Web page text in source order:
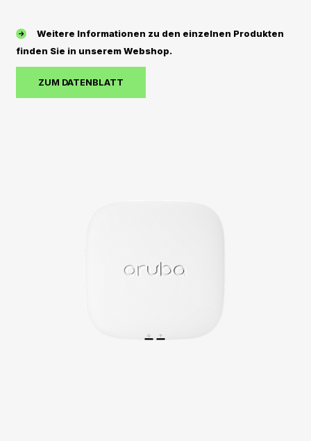
Weitere Informationen zu den einzelnen Produkten
finden Sie in unserem Webshop.
ZUM DATENBLATT